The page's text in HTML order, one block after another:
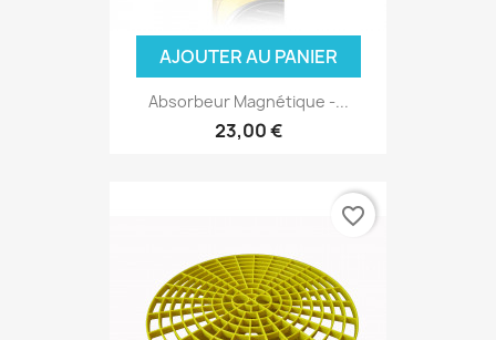
AJOUTER AU PANIER
Absorbeur Magnétique -...
23,00 €
favorite_border